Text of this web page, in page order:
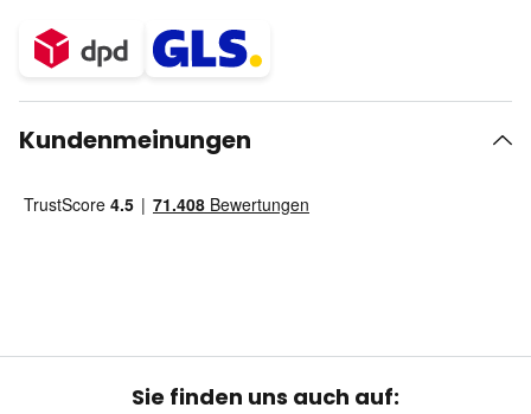
Kundenmeinungen
Sie finden uns auch auf: